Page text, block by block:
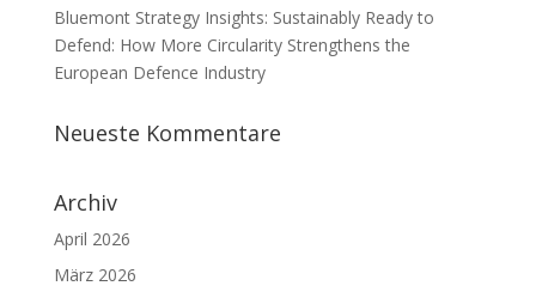
Bluemont Strategy Insights: Sustainably Ready to
Defend: How More Circularity Strengthens the
European Defence Industry
Neueste Kommentare
Archiv
April 2026
März 2026